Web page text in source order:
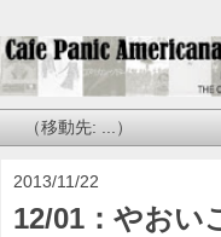
2013/11/22
12/01：やおい